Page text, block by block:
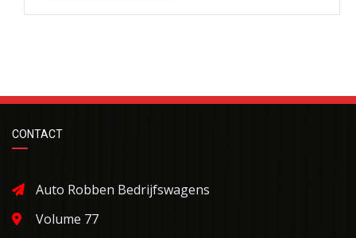
CONTACT
Auto Robben Bedrijfswagens
Volume 77